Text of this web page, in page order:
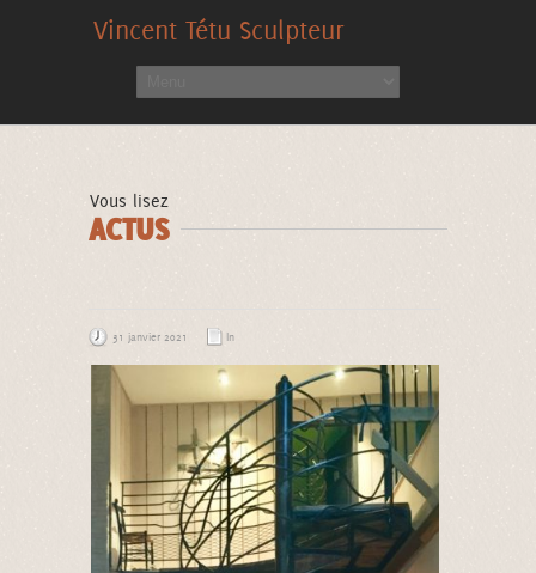
Vincent Tétu Sculpteur
Vous lisez
ACTUS
31 janvier 2021 In